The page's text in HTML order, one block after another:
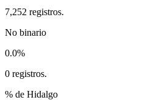
7,252 registros.
No binario
0.0%
0 registros.
% de Hidalgo